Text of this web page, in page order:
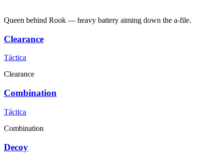
Queen behind Rook — heavy battery aiming down the a-file.
Clearance
Táctica
Clearance
Combination
Táctica
Combination
Decoy